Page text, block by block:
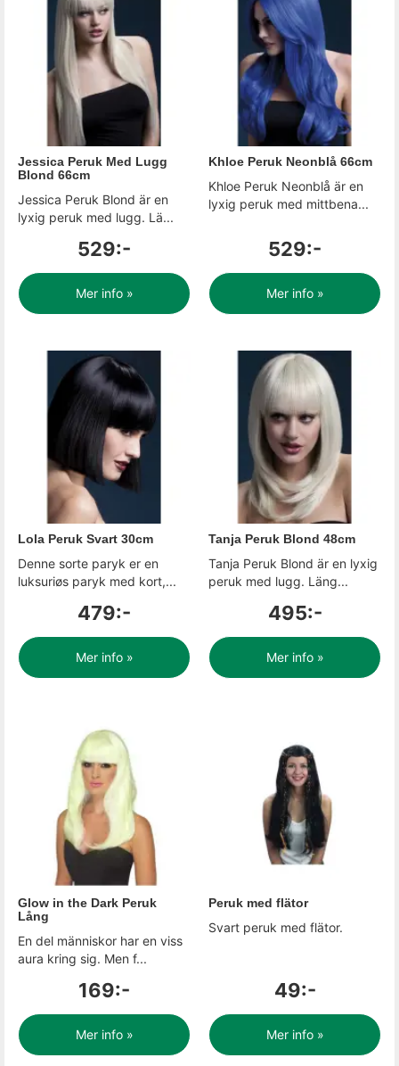
Jessica Peruk Med Lugg
Blond 66cm
Jessica Peruk Blond är en
lyxig peruk med lugg. Lä...
529:-
Mer info »
Khloe Peruk Neonblå 66cm
Khloe Peruk Neonblå är en
lyxig peruk med mittbena...
529:-
Mer info »
Lola Peruk Svart 30cm
Denne sorte paryk er en
luksuriøs paryk med kort,...
479:-
Mer info »
Tanja Peruk Blond 48cm
Tanja Peruk Blond är en lyxig
peruk med lugg. Läng...
495:-
Mer info »
Glow in the Dark Peruk
Lång
En del människor har en viss
aura kring sig. Men f...
169:-
Mer info »
Peruk med flätor
Svart peruk med flätor.
49:-
Mer info »